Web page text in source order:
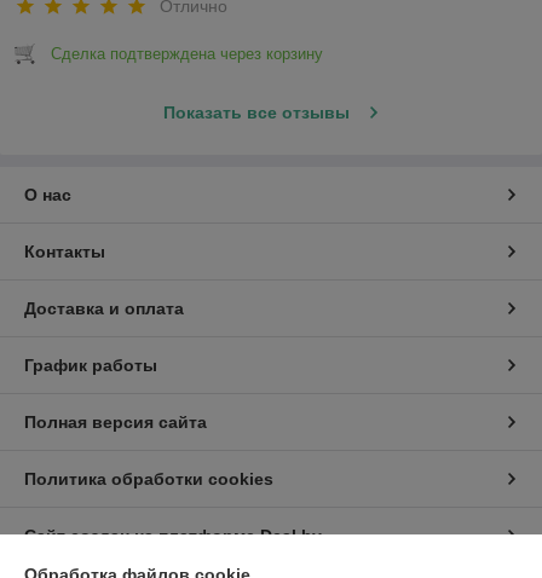
Отлично
Сделка подтверждена через корзину
Показать все отзывы
О нас
Контакты
Доставка и оплата
График работы
Полная версия сайта
Политика обработки cookies
Сайт создан на платформе Deal.by